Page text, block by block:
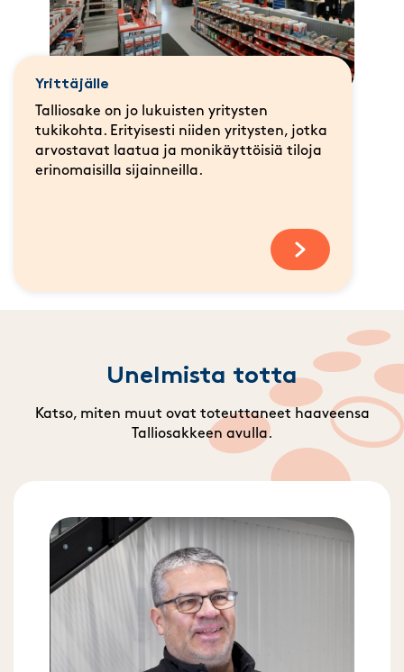
Yrittäjälle
Talliosake on jo lukuisten yritysten
tukikohta. Erityisesti niiden yritysten, jotka
arvostavat laatua ja monikäyttöisiä tiloja
erinomaisilla sijainneilla.
Unelmista totta
Katso, miten muut ovat toteuttaneet haaveensa
Talliosakkeen avulla.